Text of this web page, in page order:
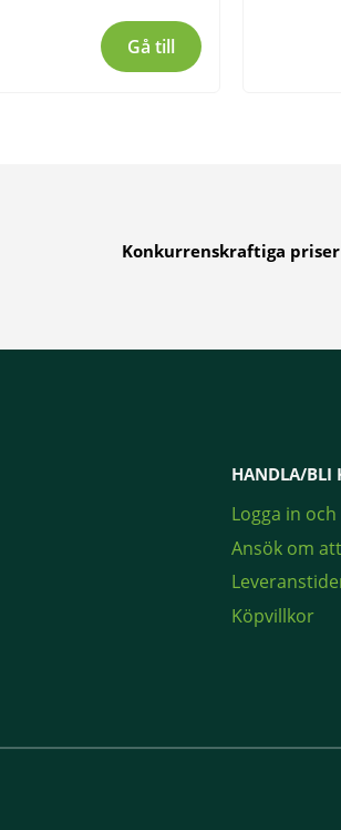
Gå till
Konkurrenskraftiga priser
HANDLA/BLI
Logga in
Ansök om
Köpvillkor